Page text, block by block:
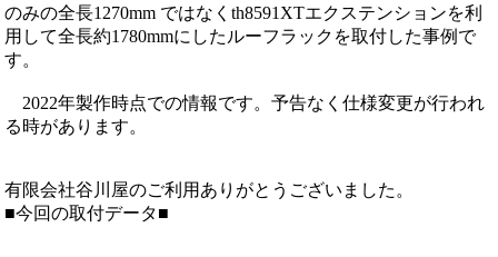
のみの全長1270mm ではなくth8591XTエクステンションを利
用して全長約1780mmにしたルーフラックを取付した事例で
す。
2022年製作時点での情報です。予告なく仕様変更が行われ
る時があります。
有限会社谷川屋のご利用ありがとうございました。
■今回の取付データ■